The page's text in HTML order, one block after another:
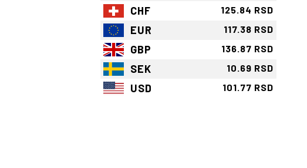
CHF 125.84 RSD
EUR 117.38 RSD
GBP 136.87 RSD
SEK 10.69 RSD
USD 101.77 RSD